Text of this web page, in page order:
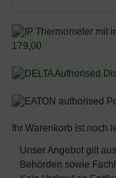
Ihr Warenkorb ist noch
Unser Angebot gilt
Behörden sowie